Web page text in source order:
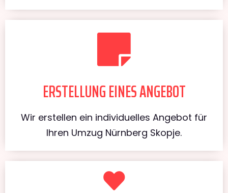
ERSTELLUNG EINES ANGEBOT
Wir erstellen ein individuelles Angebot für
Ihren Umzug Nürnberg Skopje.